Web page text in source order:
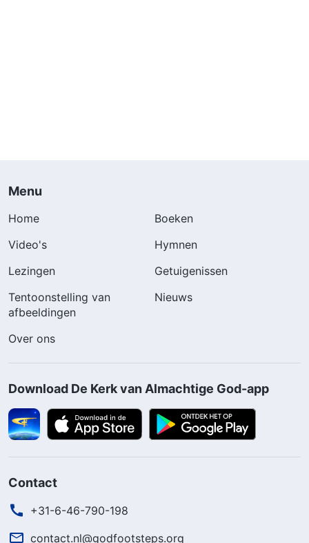
Menu
Home
Boeken
Video's
Hymnen
Lezingen
Getuigenissen
Tentoonstelling van
afbeeldingen
Nieuws
Over ons
Download De Kerk van Almachtige God-app
Contact
+31-6-46-790-198
contact.nl@godfootsteps.org